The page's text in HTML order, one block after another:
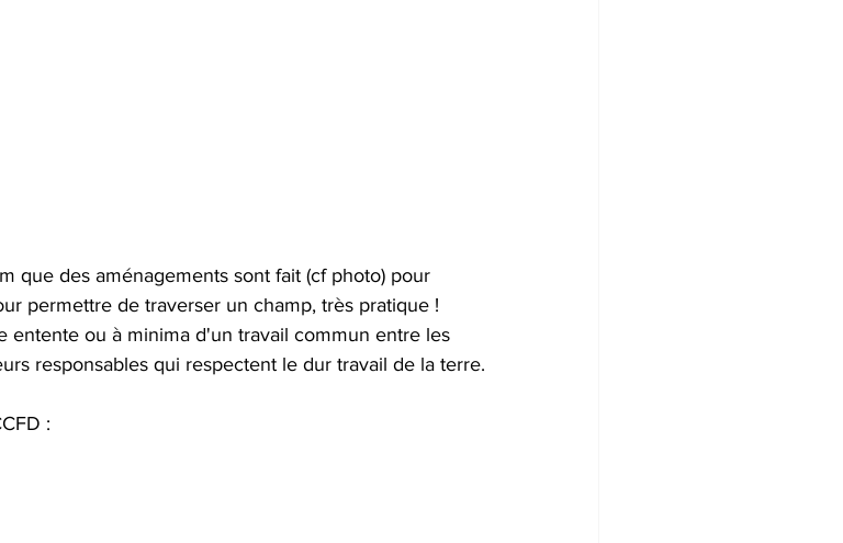
que des aménagements sont fait (cf photo) pour
permettre de traverser un champ, très pratique !
entente ou à minima d'un travail commun entre les
responsables qui respectent le dur travail de la terre.
: